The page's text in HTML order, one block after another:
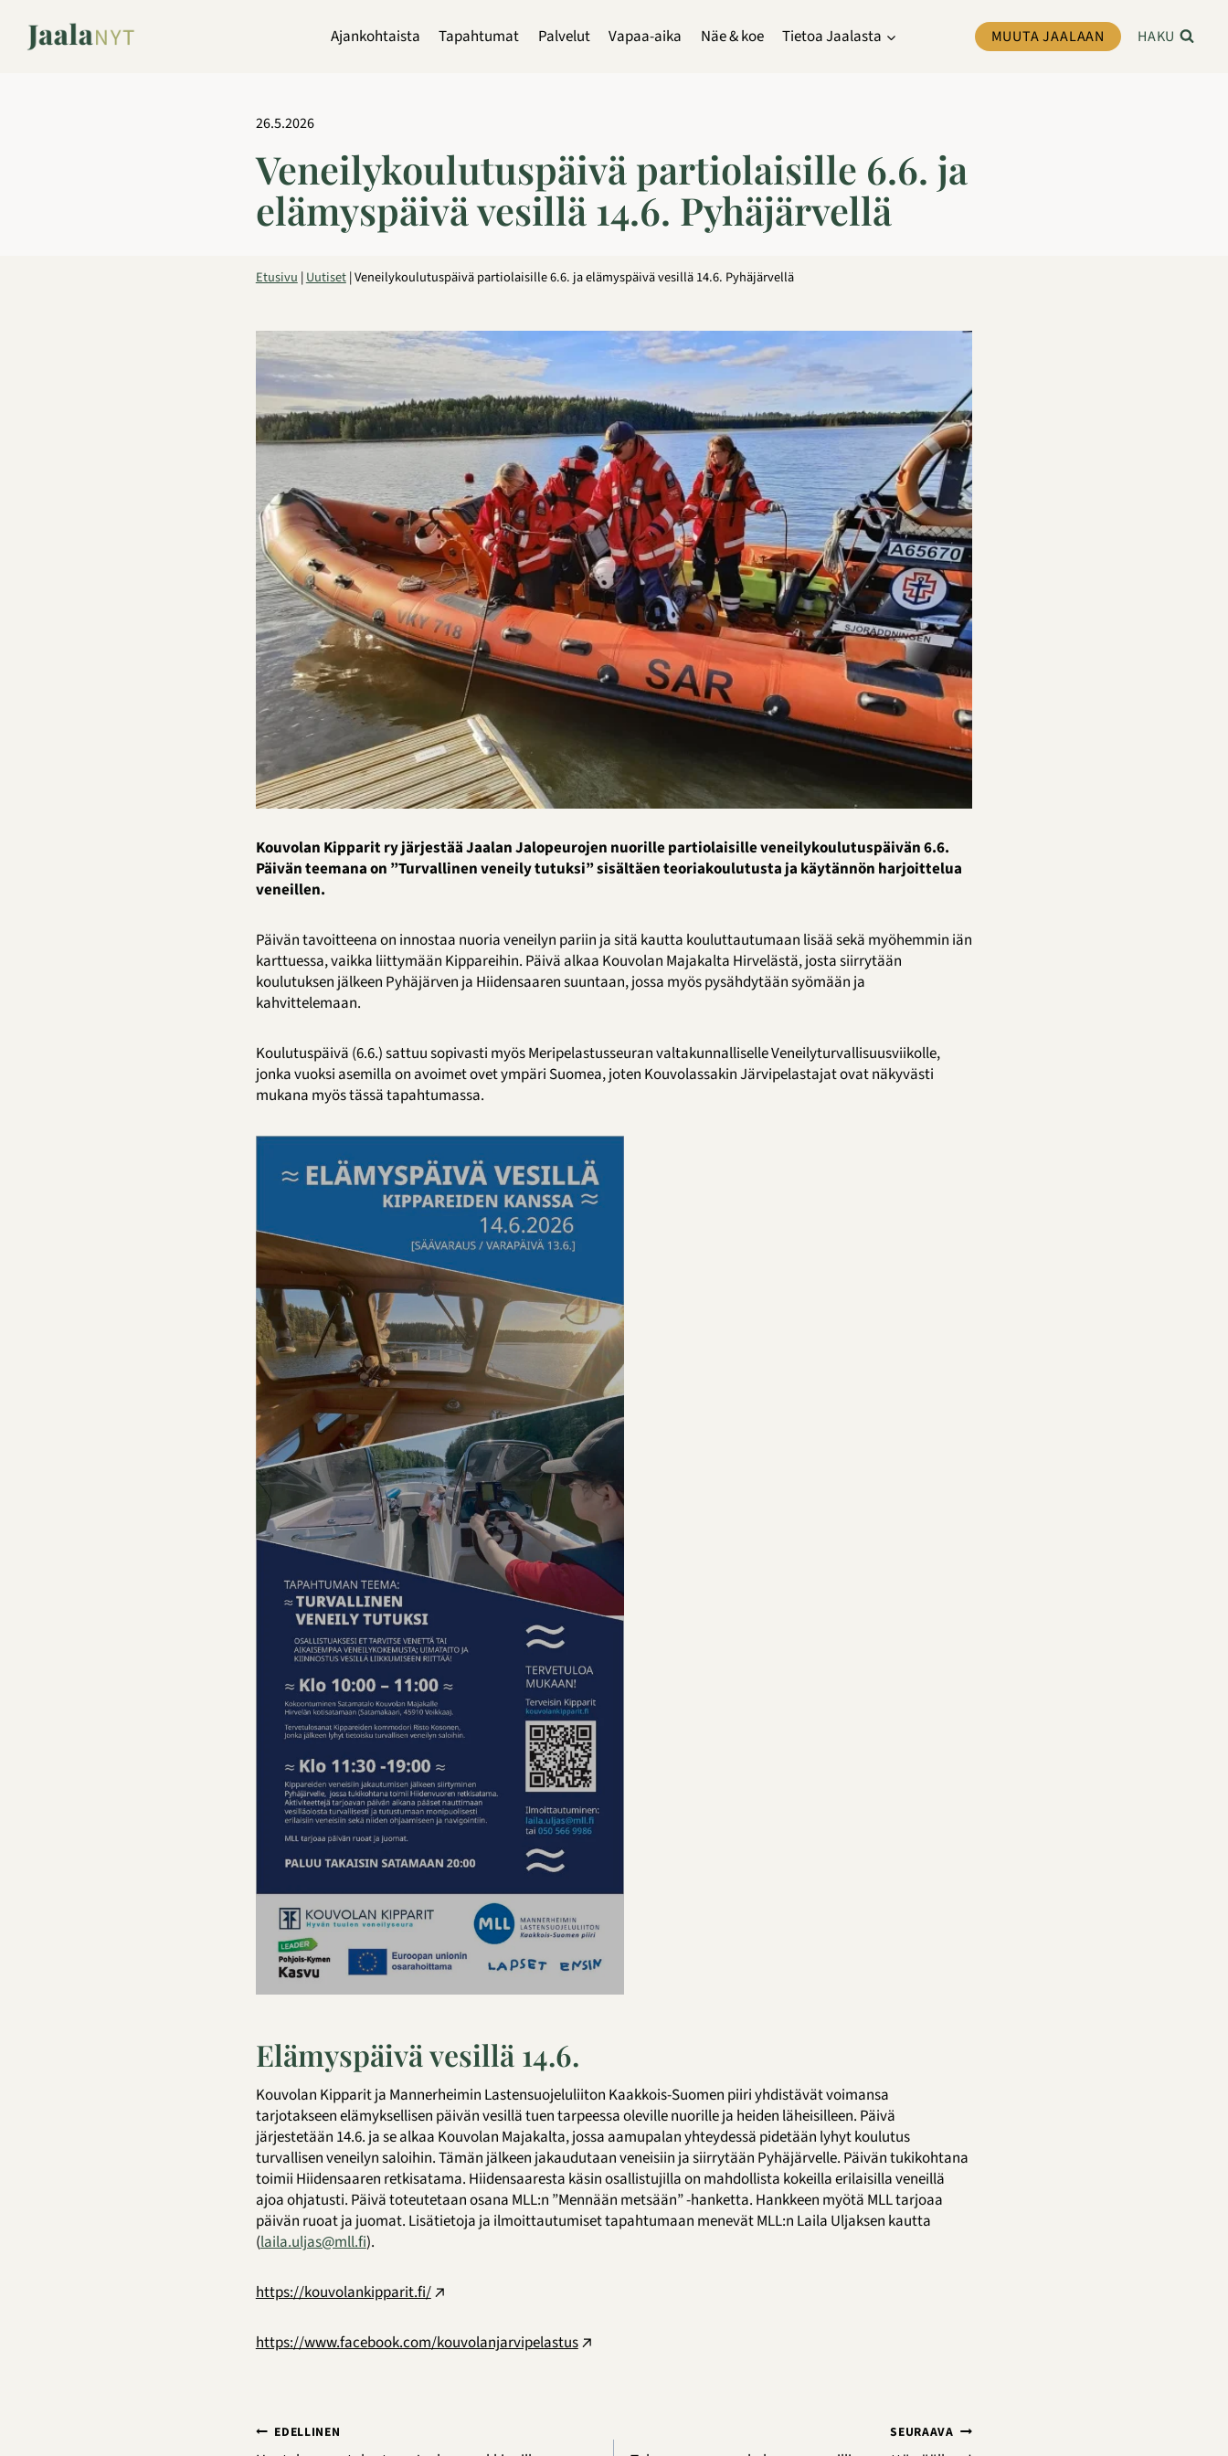
sisältöön
Ajankohtaista Tapahtumat Palvelut Vapaa-aika Näe & koe Tietoa Jaalasta MUUTA JAALAAN HAKU
26.5.2026
Veneilykoulutuspäivä partiolaisille 6.6. ja
elämyspäivä vesillä 14.6. Pyhäjärvellä
Etusivu|Uutiset|Veneilykoulutuspäivä partiolaisille 6.6. ja elämyspäivä vesillä 14.6. Pyhäjärvellä
Kouvolan Kipparit ry järjestää Jaalan Jalopeurojen nuorille partiolaisille veneilykoulutuspäivän 6.6.
Päivän teemana on ”Turvallinen veneily tutuksi” sisältäen teoriakoulutusta ja käytännön harjoittelua
veneillen.
Päivän tavoitteena on innostaa nuoria veneilyn pariin ja sitä kautta kouluttautumaan lisää sekä myöhemmin iän
karttuessa, vaikka liittymään Kippareihin. Päivä alkaa Kouvolan Majakalta Hirvelästä, josta siirrytään
koulutuksen jälkeen Pyhäjärven ja Hiidensaaren suuntaan, jossa myös pysähdytään syömään ja
kahvittelemaan.
Koulutuspäivä (6.6.) sattuu sopivasti myös Meripelastusseuran valtakunnalliselle Veneilyturvallisuusviikolle,
jonka vuoksi asemilla on avoimet ovet ympäri Suomea, joten Kouvolassakin Järvipelastajat ovat näkyvästi
mukana myös tässä tapahtumassa.
Elämyspäivä vesillä 14.6.
Kouvolan Kipparit ja Mannerheimin Lastensuojeluliiton Kaakkois-Suomen piiri yhdistävät voimansa
tarjotakseen elämyksellisen päivän vesillä tuen tarpeessa oleville nuorille ja heiden läheisilleen. Päivä
järjestetään 14.6. ja se alkaa Kouvolan Majakalta, jossa aamupalan yhteydessä pidetään lyhyt koulutus
turvallisen veneilyn saloihin. Tämän jälkeen jakaudutaan veneisiin ja siirrytään Pyhäjärvelle. Päivän tukikohtana
toimii Hiidensaaren retkisatama. Hiidensaaresta käsin osallistujilla on mahdollista kokeilla erilaisilla veneillä
ajoa ohjatusti. Päivä toteutetaan osana MLL:n ”Mennään metsään” -hanketta. Hankkeen myötä MLL tarjoaa
päivän ruoat ja juomat. Lisätietoja ja ilmoittautumiset tapahtumaan menevät MLL:n Laila Uljaksen kautta
(laila.uljas@mll.fi).
https://kouvolankipparit.fi/
https://www.facebook.com/kouvolanjarvipelastus
Artikkelien
EDELLINEN SEURAAVA